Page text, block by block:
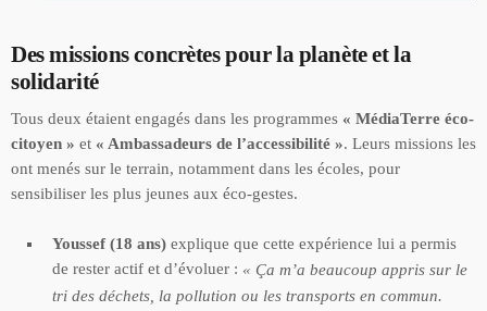
Des missions concrètes pour la planète et la
solidarité
Tous deux étaient engagés dans les programmes « MédiaTerre éco-
citoyen » et « Ambassadeurs de l’accessibilité ». Leurs missions les
ont menés sur le terrain, notamment dans les écoles, pour
sensibiliser les plus jeunes aux éco-gestes.
Youssef (18 ans) explique que cette expérience lui a permis
de rester actif et d’évoluer : « Ça m’a beaucoup appris sur le
tri des déchets, la pollution ou les transports en commun.